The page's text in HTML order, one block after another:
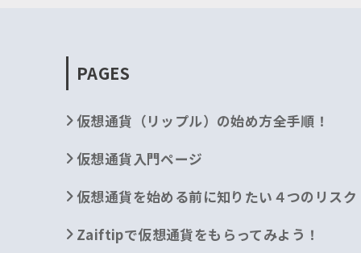
PAGES
仮想通貨（リップル）の始め方全手順！
仮想通貨入門ページ
仮想通貨を始める前に知りたい４つのリスク
Zaiftipで仮想通貨をもらってみよう！